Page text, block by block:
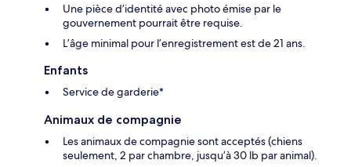
Une pièce d’identité avec photo émise par le
gouvernement pourrait être requise.
L’âge minimal pour l’enregistrement est de 21 ans.
Enfants
Service de garderie*
Animaux de compagnie
Les animaux de compagnie sont acceptés (chiens
seulement, 2 par chambre, jusqu’à 30 lb par animal).